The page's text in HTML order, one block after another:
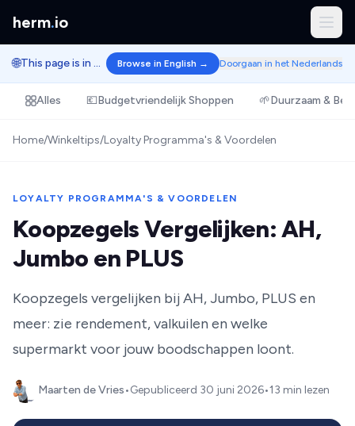
herm.io
🌐 This page is in Dutch. Browse in English → Doorgaan in het Nederlands
Alles 💶Budgetvriendelijk Shoppen 🌱Duurzaam &
Home/Winkeltips/Loyalty Programma's & Voordelen
LOYALTY PROGRAMMA'S & VOORDELEN
Koopzegels Vergelijken: AH,
Jumbo en PLUS
Koopzegels vergelijken bij AH, Jumbo, PLUS en
meer: zie rendement, valkuilen en welke
supermarkt voor jouw boodschappen loont.
Maarten de Vries•Gepubliceerd 30 juni 2026•13 min lezen